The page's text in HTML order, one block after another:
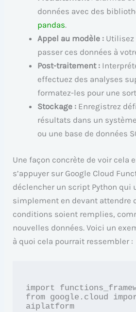
données avec des
pandas.
Appel au modèle : Utilisez
passer ces données à
Post-traitement :
effectuez des analyses
formatez-les pour une
Stockage : Enregistrez
résultats dans un
ou une base de données
Une façon concrète de voir cela
s’appuyer sur Google Cloud
déclencher un script Python qui
simplement en devant attendre
conditions soient remplies,
nouvelles données. Voici un
à quoi cela pourrait ressembler :
import
from google.cloud
aiplatform